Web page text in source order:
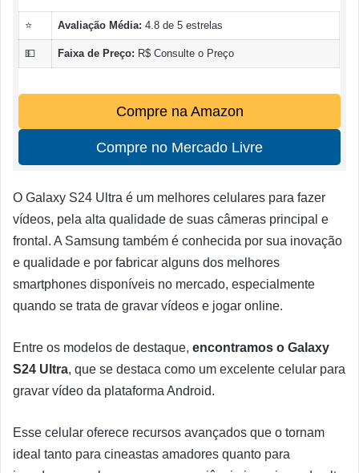
⭐ Avaliação Média: 4.8 de 5 estrelas
💵 Faixa de Preço: R$ Consulte o Preço
Compre na Amazon
Compre no Mercado Livre
O Galaxy S24 Ultra é um melhores celulares para fazer
vídeos, pela alta qualidade de suas câmeras principal e
frontal. A Samsung também é conhecida por sua inovação
e qualidade e por fabricar alguns dos melhores
smartphones disponíveis no mercado, especialmente
quando se trata de gravar vídeos e jogar online.
Entre os modelos de destaque, encontramos o Galaxy
S24 Ultra, que se destaca como um excelente celular para
gravar vídeo da plataforma Android.
Esse celular oferece recursos avançados que o tornam
ideal tanto para cineastas amadores quanto para